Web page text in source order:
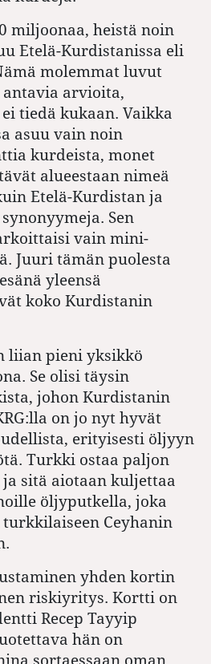
miljoonaa, heistä noin
Etelä-Kurdistanissa eli
molemmat luvut
arvioita,
tiedä kukaan. Vaikka
asuu vain noin
kurdeista, monet
alueestaan nimeä
Etelä-Kurdistan ja
Sen
vain mini-
Juuri tämän puolesta
yleensä
koko Kurdistanin
liian pieni yksikkö
Se olisi täysin
johon Kurdistanin
on jo nyt hyvät
erityisesti öljyyn
Turkki ostaa paljon
sitä aiotaan kuljettaa
öljyputkella, joka
Ceyhanin
yhden kortin
riskiyritys. Kortti on
Recep Tayyip
hän on
sortaessaan oman